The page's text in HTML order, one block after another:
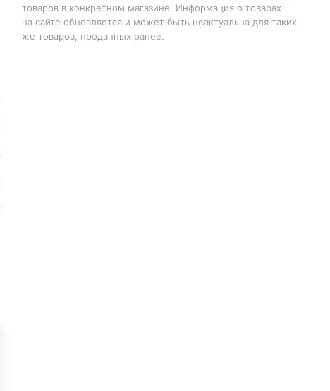
товаров в конкретном магазине. Информация о товарах
на сайте обновляется и может быть неактуальна для таких
же товаров, проданных ранее.